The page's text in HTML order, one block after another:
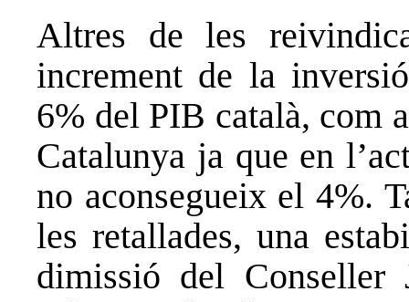
Altres de les
increment de la
6% del PIB català, com
Catalunya ja que en
no aconsegueix el 4%.
les retallades, una
dimissió del Conseller